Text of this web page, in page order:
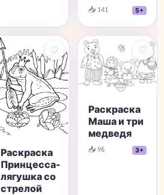
📥 141 5+
♡
Раскраска
Принцесса-
лягушка со
стрелой
♡
Раскраска
Маша и три
медведя
📥 96 3+